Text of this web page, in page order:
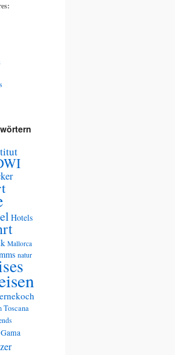
Hotels
Mallorca
natur
Toscana